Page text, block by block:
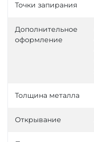
Точки запирания
Дополнительное
оформление
Толщина металла
Открывание